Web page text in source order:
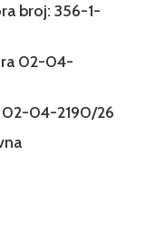
broj: 356-1-
02-04-
04-2190/26